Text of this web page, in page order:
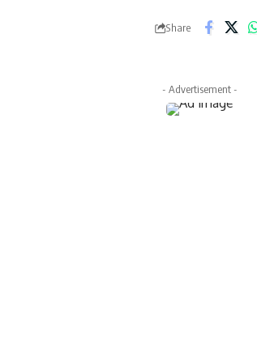
Share
- Advertisement -